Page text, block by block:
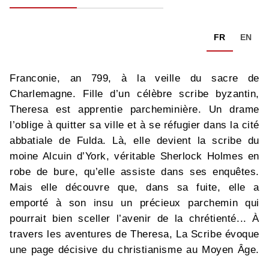
FR EN
Franconie, an 799, à la veille du sacre de
Charlemagne. Fille d’un célèbre scribe byzantin,
Theresa est apprentie parcheminière. Un drame
l’oblige à quitter sa ville et à se réfugier dans la cité
abbatiale de Fulda. Là, elle devient la scribe du
moine Alcuin d’York, véritable Sherlock Holmes en
robe de bure, qu’elle assiste dans ses enquêtes.
Mais elle découvre que, dans sa fuite, elle a
emporté à son insu un précieux parchemin qui
pourrait bien sceller l’avenir de la chrétienté... À
travers les aventures de Theresa, La Scribe évoque
une page décisive du christianisme au Moyen Âge.